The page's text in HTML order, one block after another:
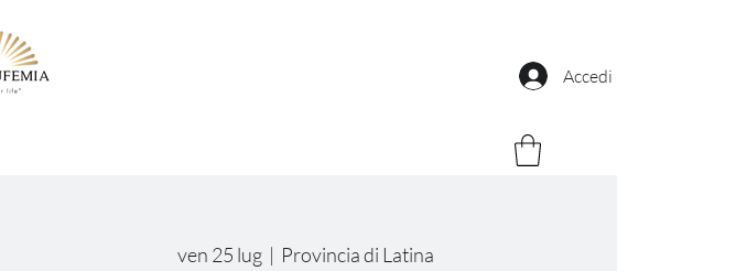
Accedi
ven 25 lug
  |
Provincia di Latina